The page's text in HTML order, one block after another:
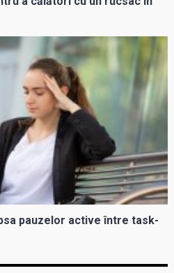
pauzelor active între task-